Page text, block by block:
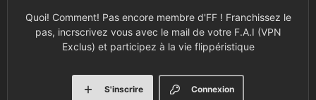
Quoi! Comment! Pas encore membre d'FF ! Franchissez le
pas, incrscrivez vous avec le mail de votre F.A.I (VPN
Exclus) et participez à la vie flippéristique
Connexion
S'inscrire